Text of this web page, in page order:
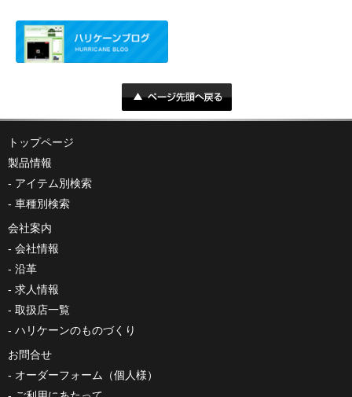
トップページ
製品情報
アイテム別検索
車種別検索
会社案内
会社情報
沿革
求人情報
取扱店一覧
ハリケーンのものづくり
お問合せ
オーダーフォーム（個人様）